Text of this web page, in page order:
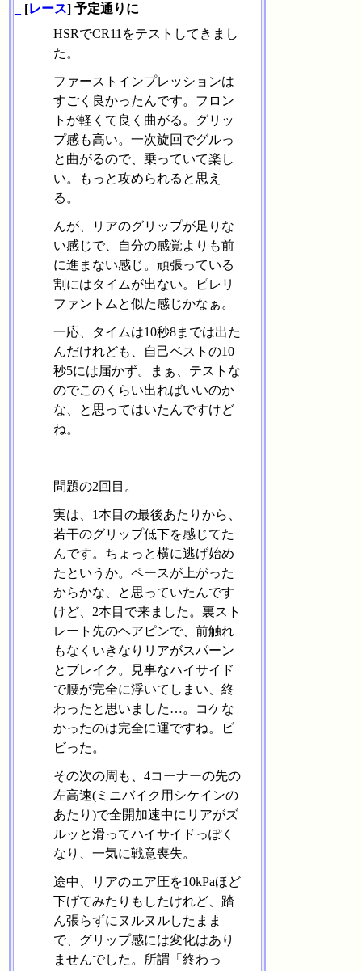
[レース] 予定通りに
HSRでCR11をテストしてきまし
た。
ファーストインプレッションは
すごく良かったんです。フロン
トが軽くて良く曲がる。グリッ
プ感も高い。一次旋回でグルっ
と曲がるので、乗っていて楽し
い。もっと攻められると思え
る。
んが、リアのグリップが足りな
い感じで、自分の感覚よりも前
に進まない感じ。頑張っている
割にはタイムが出ない。ピレリ
ファントムと似た感じかなぁ。
一応、タイムは10秒8までは出た
んだけれども、自己ベストの10
秒5には届かず。まぁ、テストな
のでこのくらい出ればいいのか
な、と思ってはいたんですけど
ね。
問題の2回目。
実は、1本目の最後あたりから、
若干のグリップ低下を感じてた
んです。ちょっと横に逃げ始め
たというか。ペースが上がった
からかな、と思っていたんです
けど、2本目で来ました。裏スト
レート先のヘアピンで、前触れ
もなくいきなりリアがスパーン
とブレイク。見事なハイサイド
で腰が完全に浮いてしまい、終
わったと思いました…。コケな
かったのは完全に運ですね。ビ
ビった。
その次の周も、4コーナーの先の
左高速(ミニバイク用シケインの
あたり)で全開加速中にリアがズ
ルッと滑ってハイサイドっぽく
なり、一気に戦意喪失。
途中、リアのエア圧を10kPaほど
下げてみたりもしたけれど、踏
ん張らずにヌルヌルしたまま
で、グリップ感には変化はあり
ませんでした。所謂「終わっ